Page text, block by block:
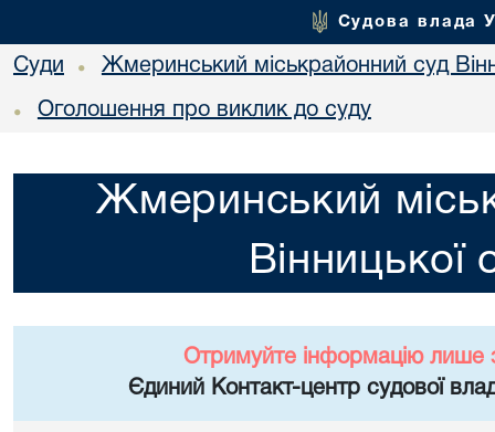
Судова влада
Суди • Жмеринський міськрайонний суд
• Оголошення про виклик до суду
Жмеринський
Вінницької
Отримуйте інформацію лише
Єдиний Контакт-центр судової